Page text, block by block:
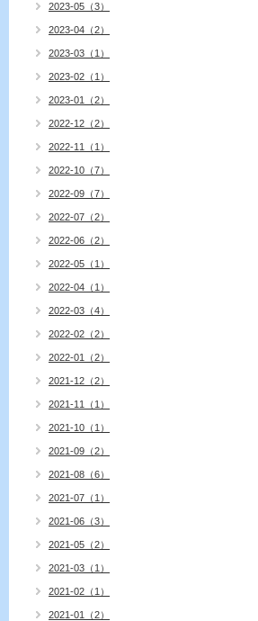
2023-05（3）
2023-04（2）
2023-03（1）
2023-02（1）
2023-01（2）
2022-12（2）
2022-11（1）
2022-10（7）
2022-09（7）
2022-07（2）
2022-06（2）
2022-05（1）
2022-04（1）
2022-03（4）
2022-02（2）
2022-01（2）
2021-12（2）
2021-11（1）
2021-10（1）
2021-09（2）
2021-08（6）
2021-07（1）
2021-06（3）
2021-05（2）
2021-03（1）
2021-02（1）
2021-01（2）